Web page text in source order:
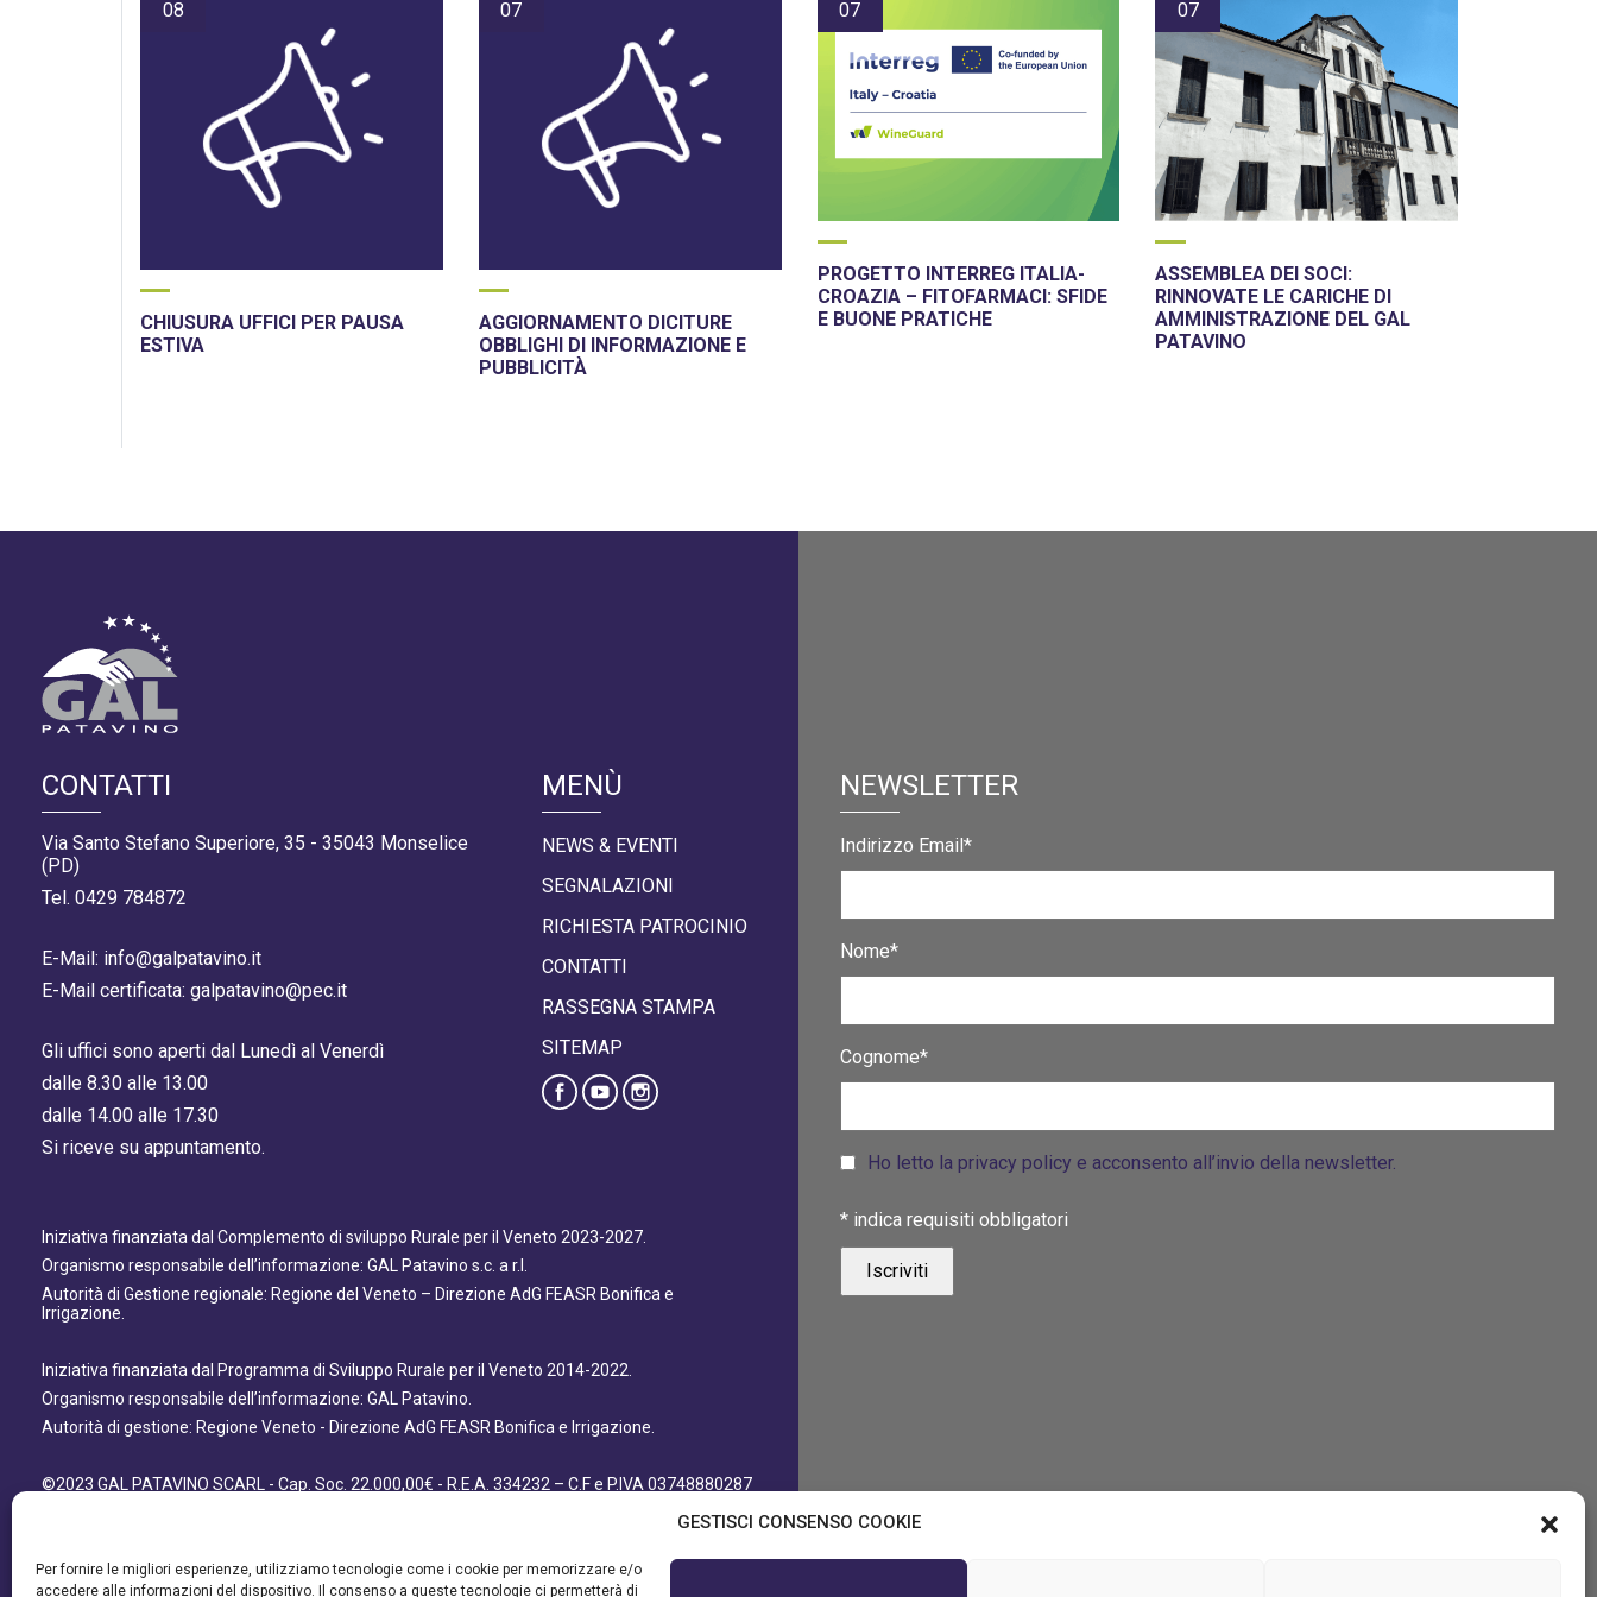
GESTISCI CONSENSO COOKIE
Per fornire le migliori esperienze, utilizziamo tecnologie come i cookie per memorizzare e/o
accedere alle informazioni del dispositivo. Il consenso a queste tecnologie ci permetterà di
08
CHIUSURA UFFICI PER PAUSA
ESTIVA
07
AGGIORNAMENTO DICITURE
OBBLIGHI DI INFORMAZIONE E
PUBBLICITÀ
07
PROGETTO INTERREG ITALIA-
CROAZIA – FITOFARMACI: SFIDE
E BUONE PRATICHE
07
ASSEMBLEA DEI SOCI:
RINNOVATE LE CARICHE DI
AMMINISTRAZIONE DEL GAL
PATAVINO
CONTATTI
Via Santo Stefano Superiore, 35 - 35043 Monselice
(PD)
Tel. 0429 784872
E-Mail: info@galpatavino.it
E-Mail certificata: galpatavino@pec.it
Gli uffici sono aperti dal Lunedì al Venerdì
dalle 8.30 alle 13.00
dalle 14.00 alle 17.30
Si riceve su appuntamento.
MENÙ
NEWS & EVENTI
SEGNALAZIONI
RICHIESTA PATROCINIO
CONTATTI
RASSEGNA STAMPA
SITEMAP
Iniziativa finanziata dal Complemento di sviluppo Rurale per il Veneto 2023-2027.
Organismo responsabile dell’informazione: GAL Patavino s.c. a r.l.
Autorità di Gestione regionale: Regione del Veneto – Direzione AdG FEASR Bonifica e
Irrigazione.
Iniziativa finanziata dal Programma di Sviluppo Rurale per il Veneto 2014-2022.
Organismo responsabile dell’informazione: GAL Patavino.
Autorità di gestione: Regione Veneto - Direzione AdG FEASR Bonifica e Irrigazione.
©2023 GAL PATAVINO SCARL - Cap. Soc. 22.000,00€ - R.E.A. 334232 – C.F e P.IVA 03748880287
NEWSLETTER
Indirizzo Email*
Nome*
Cognome*
Ho letto la privacy policy e acconsento all’invio della newsletter.
* indica requisiti obbligatori